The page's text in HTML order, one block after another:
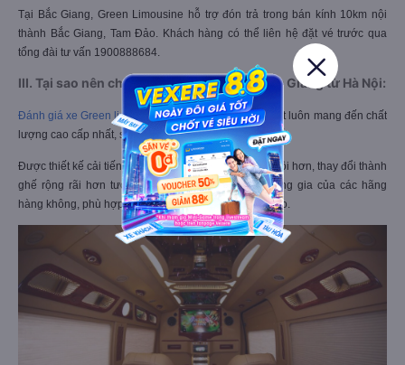
Xe Green Limousine xuất phát tại số 25 T1 Hoàng Đạo Thúy, Thanh Xuân,
Hà Nội.Hỗ trợ đón khách tại các địa điểm trong thành phố Hà Nội. Hành
khách dễ dàng chọn địa điểm khi đặt vé trực tuyến.
Tại Bắc Giang, Green Limousine hỗ trợ đón trả trong bán kính 10km nội
thành Bắc Giang, Tam Đảo. Khách hàng có thể liên hệ đặt vé trước qua
tổng đài tư vấn 1900888684.
III. Tại sao nên chọn Green limousine đi Bắc Giang từ Hà Nội:
Đánh giá xe Green limousinekhá tốt. Hãng xe cam kết luôn mang đến chất
lượng cao cấp nhất, sự hỗ trợ khách hàng tận tình nhất.
Được thiết kế cải tiến từ xe lớn thành loại xe ít chỗ ngồi hơn, thay đổi thành
ghế rộng rãi hơn tương đương với ghế hạng thương gia của các hãng
hàng không, phù hợp cho cả những hành khách to cao.